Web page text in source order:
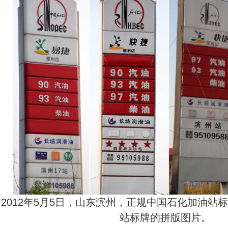
2012年5月5日，山东滨州，正规中国石化加油站
站标牌的拼版图片。